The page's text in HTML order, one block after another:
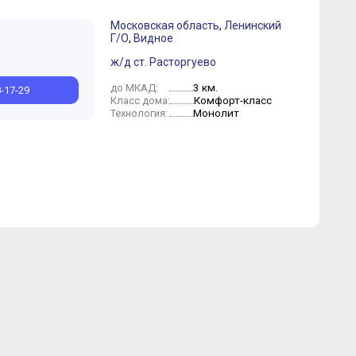
17-29
Московская область, Ленинский
Г/О, Видное
ж/д ст. Расторгуево
до МКАД: 3 км.
Класс дома: Комфорт-класс
Технология: Монолит